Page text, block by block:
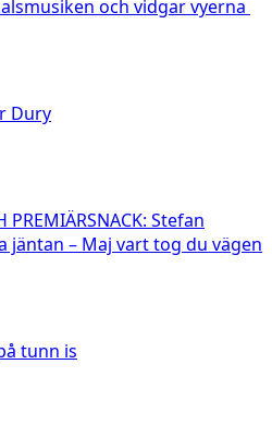
och vidgar vyerna
Dury
PREMIÄRSNACK: Stefan
jäntan – Maj vart tog du vägen
tunn is